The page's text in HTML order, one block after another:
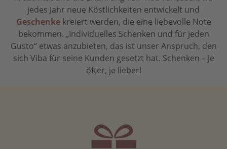
jedes Jahr neue Köstlichkeiten entwickelt und
Geschenkekreiert werden, die eine liebevolle Note
bekommen. „Individuelles Schenken und für jeden
Gusto“ etwas anzubieten, das ist unser Anspruch, den
sich Viba für seine Kunden gesetzt hat. Schenken – Je
öfter, je lieber!